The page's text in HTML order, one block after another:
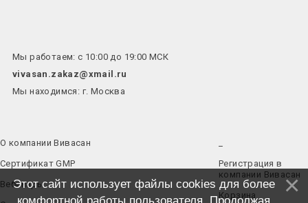
Мы работаем: с 10:00 до 19:00 МСК
vivasan.zakaz@xmail.ru
Мы находимся: г. Москва
О компании Вивасан
Сертификат GMP
Вебинары
Регистрация в
компании Вивасан
Корзина
Этот сайт использует файлы cookies для более
комфортной работы пользователя. Продолжая